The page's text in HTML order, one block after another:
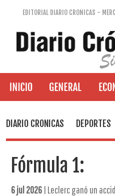
EDITORIAL DIARIO CRONICAS -
DIARIO CRONICAS DEPORTES
Fórmula 1:
6 jul 2026 | Leclerc ganó un